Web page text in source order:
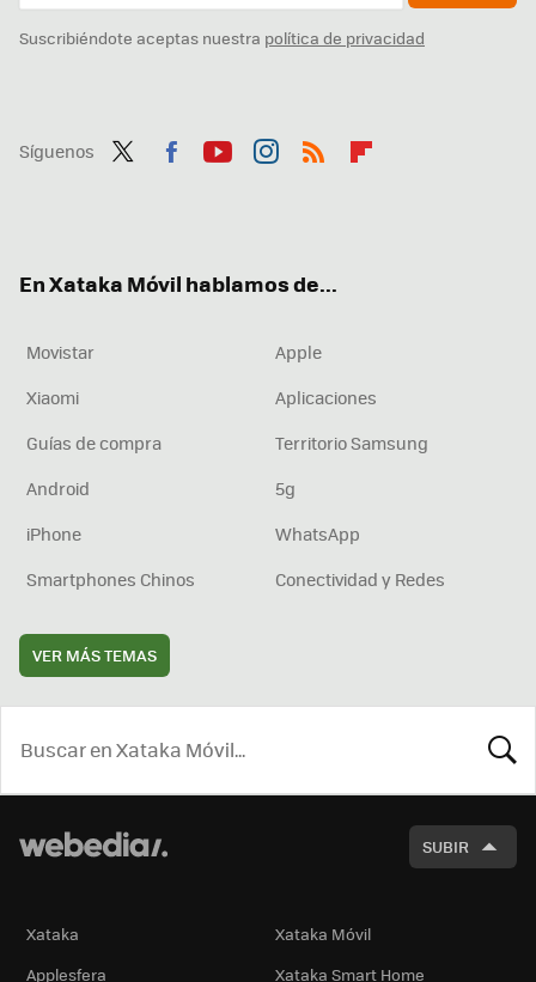
Suscribiéndote aceptas nuestra política de privacidad
Síguenos
En Xataka Móvil hablamos de...
Movistar
Apple
Xiaomi
Aplicaciones
Guías de compra
Territorio Samsung
Android
5g
iPhone
WhatsApp
Smartphones Chinos
Conectividad y Redes
VER MÁS TEMAS
SUBIR
Xataka
Xataka Móvil
Applesfera
Xataka Smart Home